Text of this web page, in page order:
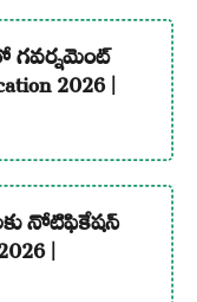
గవర్నమెంట్
2026 |
నోటిఫికేషన్
|